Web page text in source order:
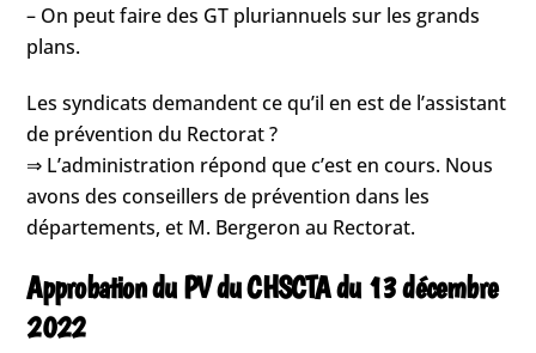
– On peut faire des GT pluriannuels sur les grands
plans.
Les syndicats demandent ce qu’il en est de l’assistant
de prévention du Rectorat ?
⇒ L’administration répond que c’est en cours. Nous
avons des conseillers de prévention dans les
départements, et M. Bergeron au Rectorat.
Approbation du PV du CHSCTA du 13 décembre
2022